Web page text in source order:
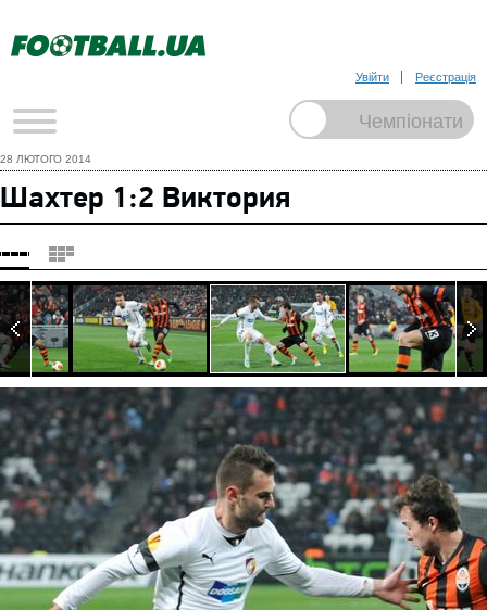
Увійти Реєстрація
28 ЛЮТОГО 2014
Шахтер 1:2 Виктория